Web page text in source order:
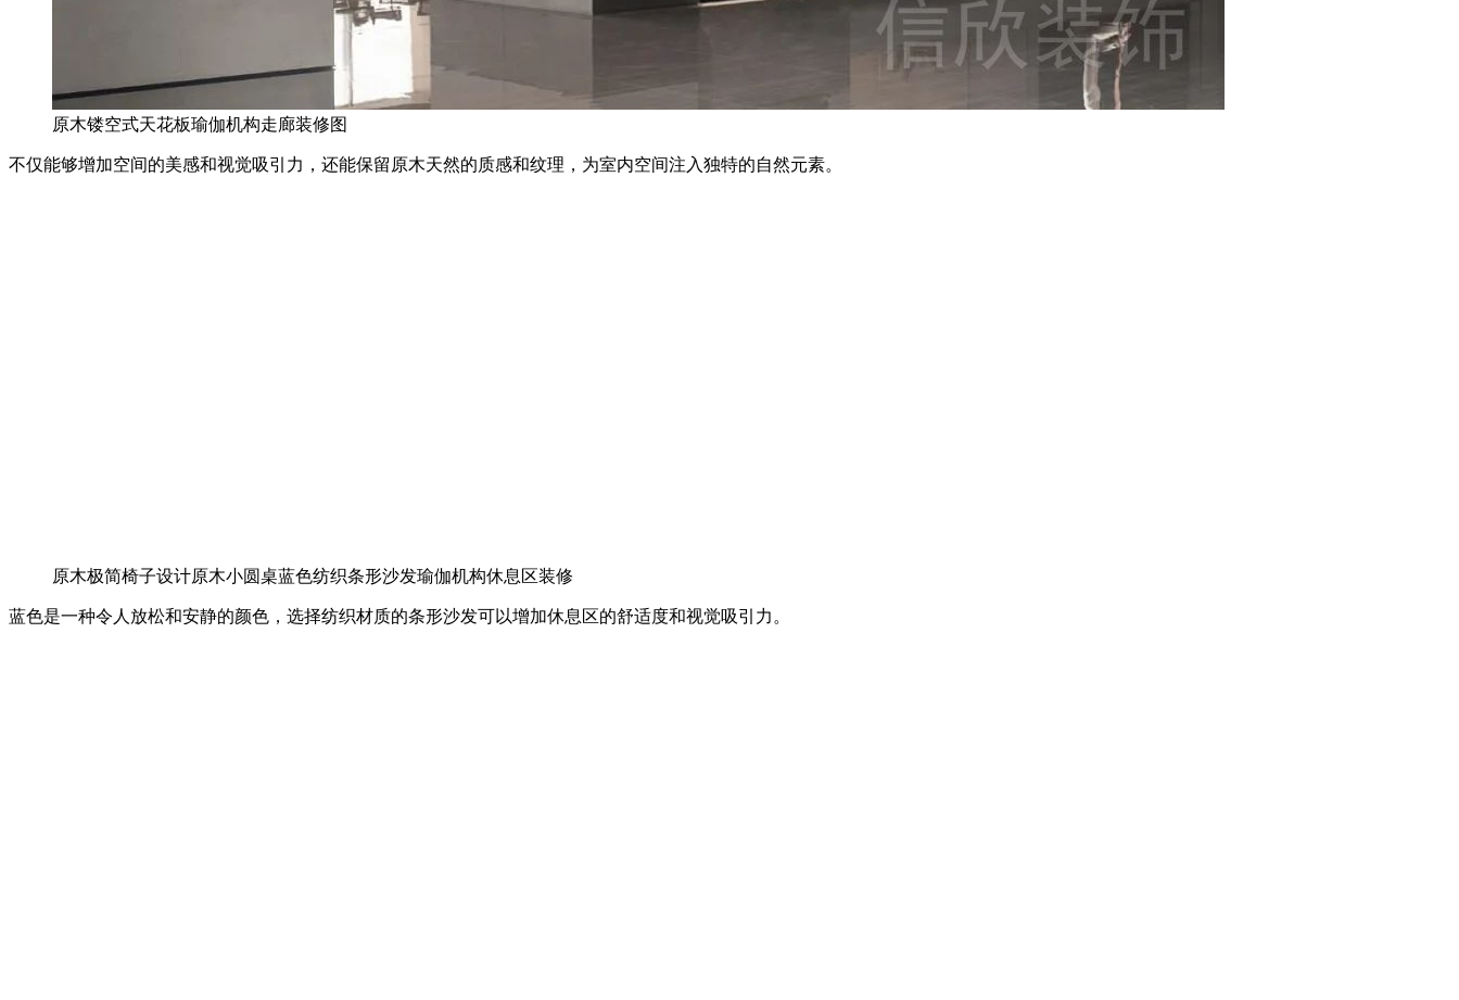
原木镂空式天花板瑜伽机构走廊装修图
不仅能够增加空间的美感和视觉吸引力，还能保留原木天然的质感和纹理，为室内空间注入独特的自然元素。
原木极简椅子设计原木小圆桌蓝色纺织条形沙发瑜伽机构休息区装修
蓝色是一种令人放松和安静的颜色，选择纺织材质的条形沙发可以增加休息区的舒适度和视觉吸引力。